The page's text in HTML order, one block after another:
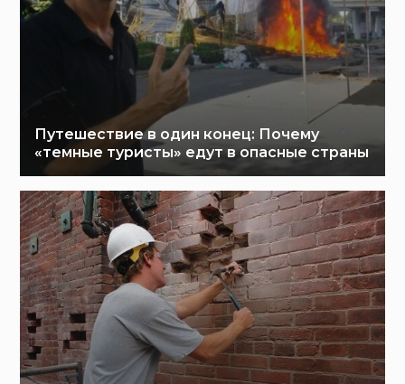
Путешествие в один конец: Почему
«темные туристы» едут в опасные страны